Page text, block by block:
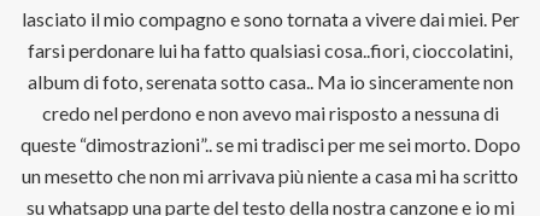
lasciato il mio compagno e sono tornata a vivere dai miei. Per
farsi perdonare lui ha fatto qualsiasi cosa..fiori, cioccolatini,
album di foto, serenata sotto casa.. Ma io sinceramente non
credo nel perdono e non avevo mai risposto a nessuna di
queste “dimostrazioni”.. se mi tradisci per me sei morto. Dopo
un mesetto che non mi arrivava più niente a casa mi ha scritto
su whatsapp una parte del testo della nostra canzone e io mi